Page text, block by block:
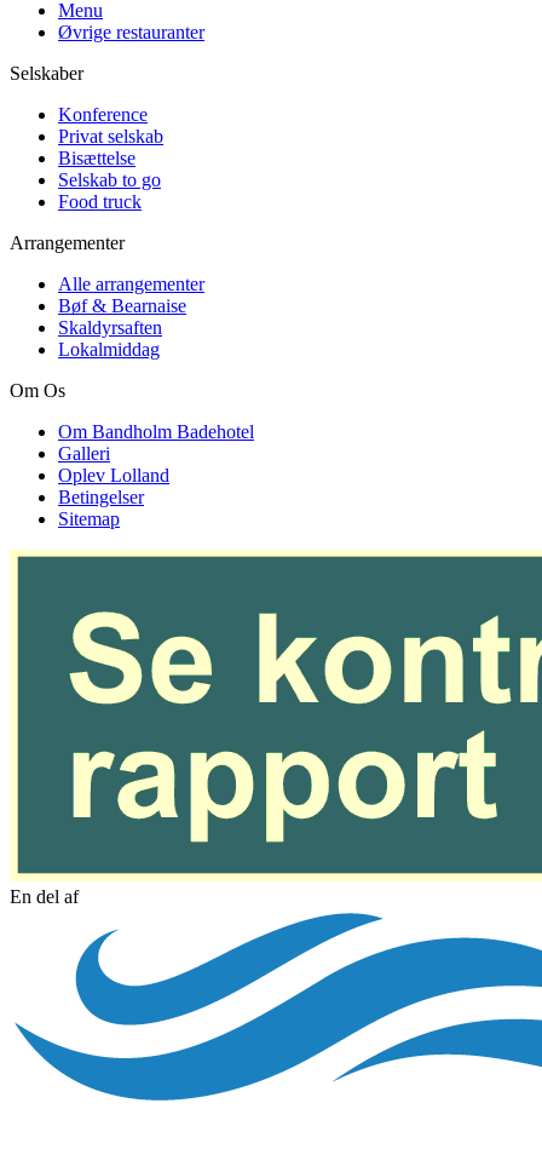
Menu
Øvrige restauranter
Selskaber
Konference
Privat selskab
Bisættelse
Selskab to go
Food truck
Arrangementer
Alle arrangementer
Bøf & Bearnaise
Skaldyrsaften
Lokalmiddag
Om Os
Om Bandholm Badehotel
Galleri
Oplev Lolland
Betingelser
Sitemap
En del af